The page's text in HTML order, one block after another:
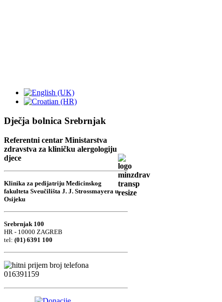
Dječja bolnica Srebrnjak
Referentni centar Ministarstva
zdravstva za kliničku alergologiju
djece
Klinika za pedijatriju Medicinskog
fakulteta Sveučilišta J. J. Strossmayera u
Osijeku
Srebrnjak 100
HR - 10000 ZAGREB
tel: (01) 6391 100